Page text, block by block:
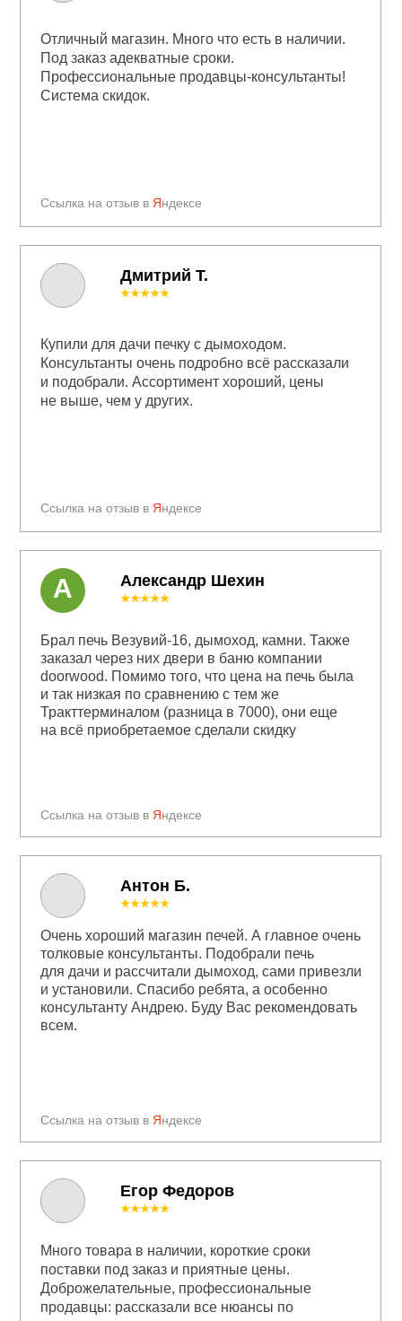
Ссылка на отзыв в Яндексе
Отличный магазин. Много что есть в наличии.
Под заказ адекватные сроки.
Профессиональные продавцы-консультанты!
Система скидок.
Антон Б.
Ссылка на отзыв в Яндексе
★★★★★
Купили для дачи печку с дымоходом.
Консультанты очень подробно всё рассказали
и подобрали. Ассортимент хороший, цены
не выше, чем у других.
Александр Шехин
Ссылка на отзыв в Яндексе
★★★★★
Брал печь Везувий-16, дымоход, камни. Также
заказал через них двери в баню компании
doorwood. Помимо того, что цена на печь была
и так низкая по сравнению с тем же
Тракттерминалом (разница в 7000), они еще
на всё приобретаемое сделали скидку
А
Дмитрий Т.
Ссылка на отзыв в Яндексе
★★★★★
Очень хороший магазин печей. А главное очень
толковые консультанты. Подобрали печь
для дачи и рассчитали дымоход, сами привезли
и установили. Спасибо ребята, а особенно
консультанту Андрею. Буду Вас рекомендовать
всем.
Егор Федоров
★★★★★
Много товара в наличии, короткие сроки
поставки под заказ и приятные цены.
Доброжелательные, профессиональные
продавцы: рассказали все нюансы по